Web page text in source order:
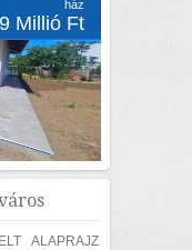
ház
Millió Ft
ALAPRAJZ